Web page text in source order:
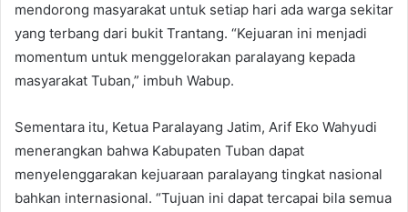
mendorong masyarakat untuk setiap hari ada warga sekitar
yang terbang dari bukit Trantang. “Kejuaran ini menjadi
momentum untuk menggelorakan paralayang kepada
masyarakat Tuban,” imbuh Wabup.
Sementara itu, Ketua Paralayang Jatim, Arif Eko Wahyudi
menerangkan bahwa Kabupaten Tuban dapat
menyelenggarakan kejuaraan paralayang tingkat nasional
bahkan internasional. “Tujuan ini dapat tercapai bila semua